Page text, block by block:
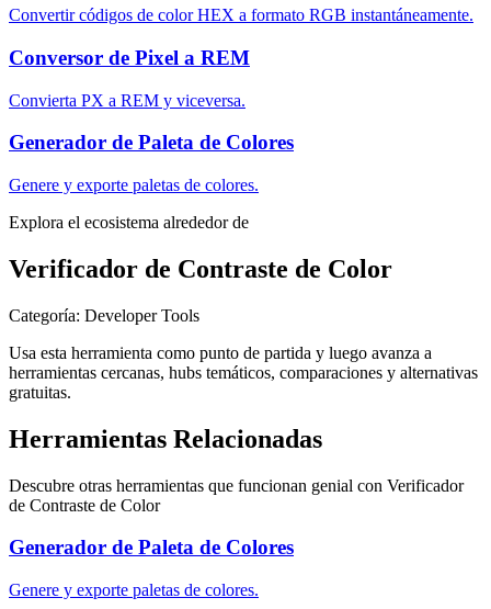
Convertir códigos de color HEX a formato RGB instantáneamente.
Conversor de Pixel a REM
Convierta PX a REM y viceversa.
Generador de Paleta de Colores
Genere y exporte paletas de colores.
Explora el ecosistema alrededor de
Verificador de Contraste de Color
Categoría: Developer Tools
Usa esta herramienta como punto de partida y luego avanza a
herramientas cercanas, hubs temáticos, comparaciones y alternativas
gratuitas.
Herramientas Relacionadas
Descubre otras herramientas que funcionan genial con Verificador
de Contraste de Color
Generador de Paleta de Colores
Genere y exporte paletas de colores.